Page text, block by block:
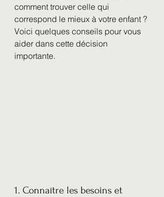
comment trouver celle qui
correspond le mieux à votre enfant ?
Voici quelques conseils pour vous
aider dans cette décision
importante.
1. Connaître les besoins et